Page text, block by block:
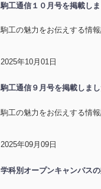
駒工通信１０月号を掲載し
駒工の魅力をお伝えする情
2025年10月01日
駒工通信９月号を掲載しま
駒工の魅力をお伝えする情
2025年09月09日
学科別オープンキャンパス